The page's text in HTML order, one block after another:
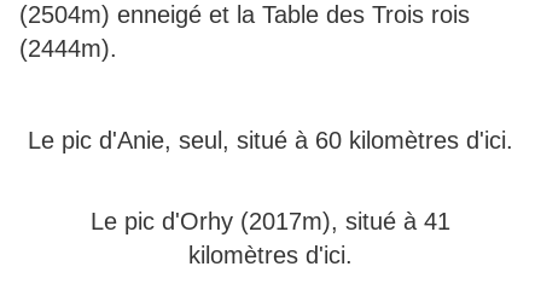
(2504m) enneigé et la Table des Trois rois
(2444m).
Le pic d'Anie, seul, situé à 60 kilomètres d'ici.
Le pic d'Orhy (2017m), situé à 41
kilomètres d'ici.